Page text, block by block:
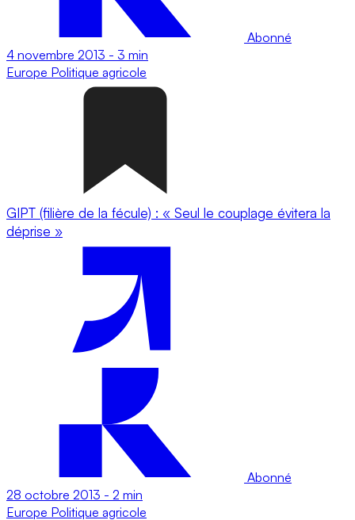
Abonné
4 novembre 2013 - 3 min
Europe Politique agricole
GIPT (filière de la fécule) : « Seul le couplage évitera la
déprise »
Abonné
28 octobre 2013 - 2 min
Europe Politique agricole